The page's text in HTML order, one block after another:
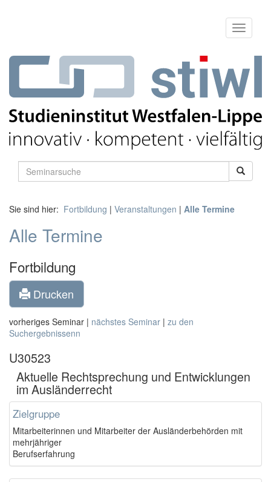
Sie sind hier: Fortbildung | Veranstaltungen | Alle Termine
Alle Termine
Fortbildung
Drucken
vorheriges Seminar | nächstes Seminar | zu den
Suchergebnissenn
U30523
Aktuelle Rechtsprechung und Entwicklungen
im Ausländerrecht
Zielgruppe
Mitarbeiterinnen und Mitarbeiter der Ausländerbehörden mit
mehrjähriger
Berufserfahrung